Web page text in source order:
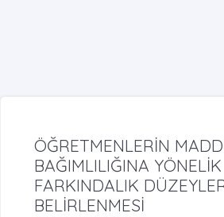
ÖĞRETMENLERİN
BAĞIMLILIĞINA YÖNELİK
FARKINDALIK
BELİRLENMESİ